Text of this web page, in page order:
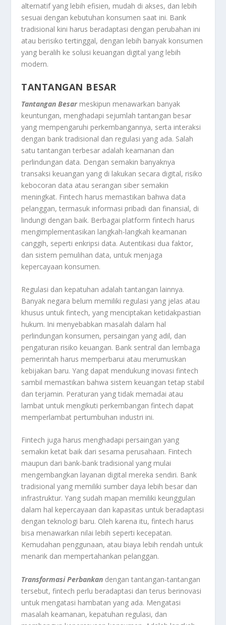
alternatif yang lebih efisien, mudah di akses, dan lebih
sesuai dengan kebutuhan konsumen saat ini. Bank
tradisional kini harus beradaptasi dengan perubahan ini
atau berisiko tertinggal, dengan lebih banyak konsumen
yang beralih ke solusi keuangan digital yang lebih
modern.
TANTANGAN BESAR
Tantangan Besarmeskipun menawarkan banyak
keuntungan, menghadapi sejumlah tantangan besar
yang mempengaruhi perkembangannya, serta interaksi
dengan bank tradisional dan regulasi yang ada. Salah
satu tantangan terbesar adalah keamanan dan
perlindungan data. Dengan semakin banyaknya
transaksi keuangan yang di lakukan secara digital, risiko
kebocoran data atau serangan siber semakin
meningkat. Fintech harus memastikan bahwa data
pelanggan, termasuk informasi pribadi dan finansial, di
lindungi dengan baik. Berbagai platform fintech harus
mengimplementasikan langkah-langkah keamanan
canggih, seperti enkripsi data. Autentikasi dua faktor,
dan sistem pemulihan data, untuk menjaga
kepercayaan konsumen.
Regulasi dan kepatuhan adalah tantangan lainnya.
Banyak negara belum memiliki regulasi yang jelas atau
khusus untuk fintech, yang menciptakan ketidakpastian
hukum. Ini menyebabkan masalah dalam hal
perlindungan konsumen, persaingan yang adil, dan
pengaturan risiko keuangan. Bank sentral dan lembaga
pemerintah harus memperbarui atau merumuskan
kebijakan baru. Yang dapat mendukung inovasi fintech
sambil memastikan bahwa sistem keuangan tetap stabil
dan terjamin. Peraturan yang tidak memadai atau
lambat untuk mengikuti perkembangan fintech dapat
memperlambat pertumbuhan industri ini.
Fintech juga harus menghadapi persaingan yang
semakin ketat baik dari sesama perusahaan. Fintech
maupun dari bank-bank tradisional yang mulai
mengembangkan layanan digital mereka sendiri. Bank
tradisional yang memiliki sumber daya lebih besar dan
infrastruktur. Yang sudah mapan memiliki keunggulan
dalam hal kepercayaan dan kapasitas untuk beradaptasi
dengan teknologi baru. Oleh karena itu, fintech harus
bisa menawarkan nilai lebih seperti kecepatan.
Kemudahan penggunaan, atau biaya lebih rendah untuk
menarik dan mempertahankan pelanggan.
Transformasi Perbankan dengan tantangan-tantangan
tersebut, fintech perlu beradaptasi dan terus berinovasi
untuk mengatasi hambatan yang ada. Mengatasi
masalah keamanan, kepatuhan regulasi, dan